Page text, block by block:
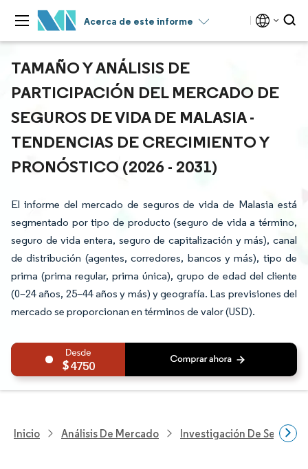
Acerca de este informe
TAMAÑO Y ANÁLISIS DE
PARTICIPACIÓN DEL MERCADO DE
SEGUROS DE VIDA DE MALASIA -
TENDENCIAS DE CRECIMIENTO Y
PRONÓSTICO (2026 - 2031)
El informe del mercado de seguros de vida de Malasia está
segmentado por tipo de producto (seguro de vida a término,
seguro de vida entera, seguro de capitalización y más), canal
de distribución (agentes, corredores, bancos y más), tipo de
prima (prima regular, prima única), grupo de edad del cliente
(0–24 años, 25–44 años y más) y geografía. Las previsiones del
mercado se proporcionan en términos de valor (USD).
4750
Inicio Análisis De Mercado Investigación De